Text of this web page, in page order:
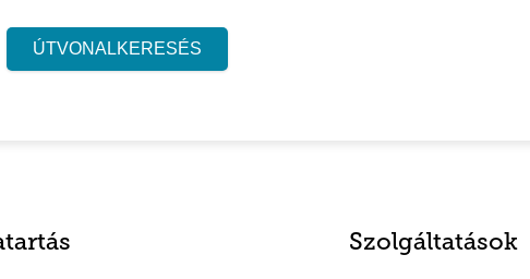
ÚTVONALKERESÉS
Szolgáltatások